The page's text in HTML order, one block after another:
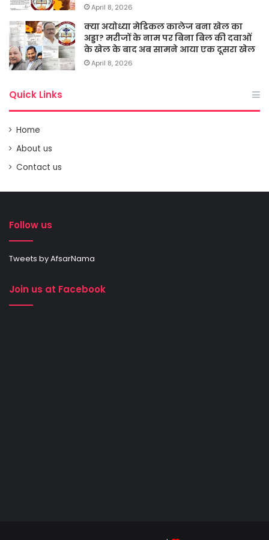
April 8, 2026
क्या अयोध्या मेडिकल कालेज बना खेल का
अड्डा? मरीजों के नाम पर बिना बिल की दवाओं
के खेल के बाद अब सामने आया एक दूसरा खेल
April 8, 2026
Quick Links
Home
About us
Contact us
Follow us
Tweets by AfsarNama
Join us at Facebook